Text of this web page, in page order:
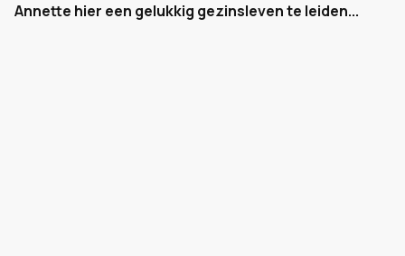
Annette hier een gelukkig gezinsleven te leiden...